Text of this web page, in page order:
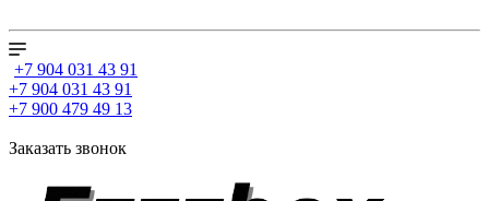
+7 904 031 43 91
+7 904 031 43 91
+7 900 479 49 13
Заказать звонок